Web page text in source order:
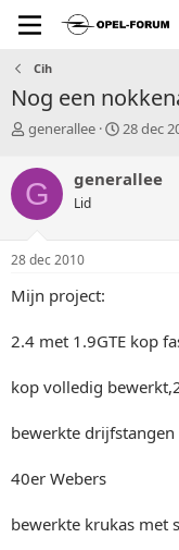
Cih
Nog een
T
p
i
c
s
a
t
r
generallee
S
r
a
28 dec
G generallee
Lid
28 dec 2010
Mijn project:
2.4 met 1.9GTE kop
kop volledig
bewerkte drijfstangen
40er Webers
bewerkte krukas met